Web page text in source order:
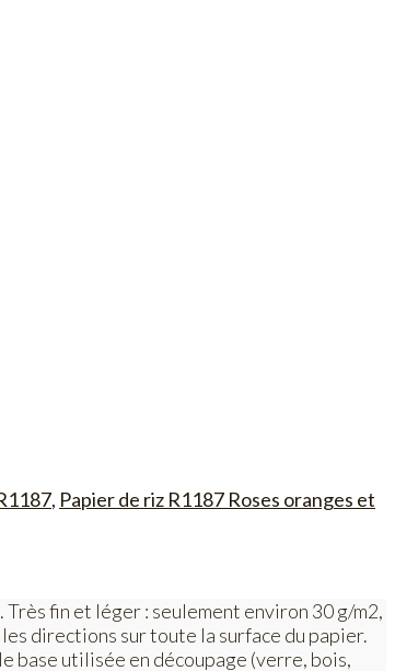
, Papier de riz R1187 Roses oranges et
fin et léger : seulement environ 30 g/m2,
directions sur toute la surface du papier.
base utilisée en découpage (verre, bois,